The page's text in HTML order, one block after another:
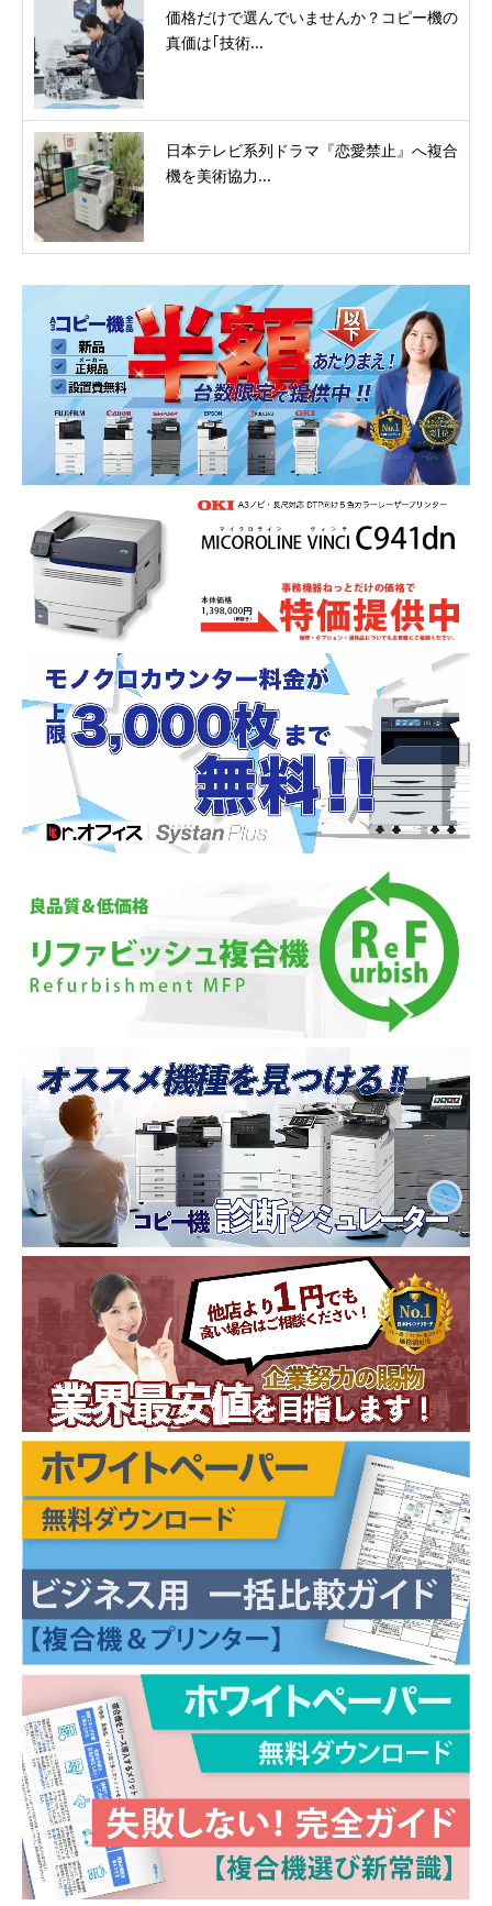
価格だけで選んでいませんか？コピー機の
真価は｢技術...
日本テレビ系列ドラマ『恋愛禁止』へ複合
機を美術協力...